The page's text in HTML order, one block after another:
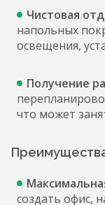
Чистовая
напольных
освещения,
Получение
что может
Преимущества
создать офис,